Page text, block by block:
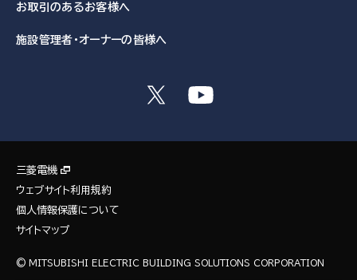
お取引のあるお客様へ
施設管理者・ オーナーの皆様へ
三菱電機
ウェブサイト利用規約
個人情報保護について
サイトマップ
© MITSUBISHI ELECTRIC BUILDING SOLUTIONS CORPORATION